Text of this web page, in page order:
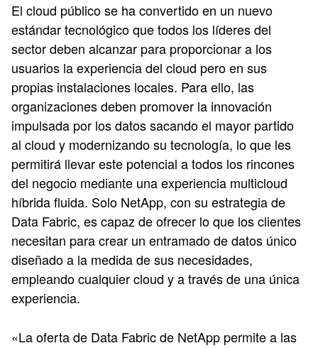
El cloud público se ha convertido en un nuevo
estándar tecnológico que todos los líderes del
sector deben alcanzar para proporcionar a los
usuarios la experiencia del cloud pero en sus
propias instalaciones locales. Para ello, las
organizaciones deben promover la innovación
impulsada por los datos sacando el mayor partido
al cloud y modernizando su tecnología, lo que les
permitirá llevar este potencial a todos los rincones
del negocio mediante una experiencia multicloud
híbrida fluida. Solo NetApp, con su estrategia de
Data Fabric, es capaz de ofrecer lo que los clientes
necesitan para crear un entramado de datos único
diseñado a la medida de sus necesidades,
empleando cualquier cloud y a través de una única
experiencia.
«La oferta de Data Fabric de NetApp permite a las